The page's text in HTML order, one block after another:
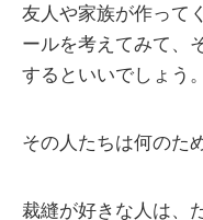
友人や家族が作って
ールを考えてみて、
するといいでしょう。
その人たちは何のた
裁縫が好きな人は、